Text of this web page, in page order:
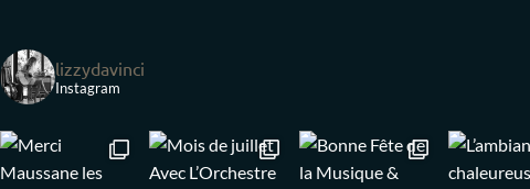
lizzydavinci
Instagram